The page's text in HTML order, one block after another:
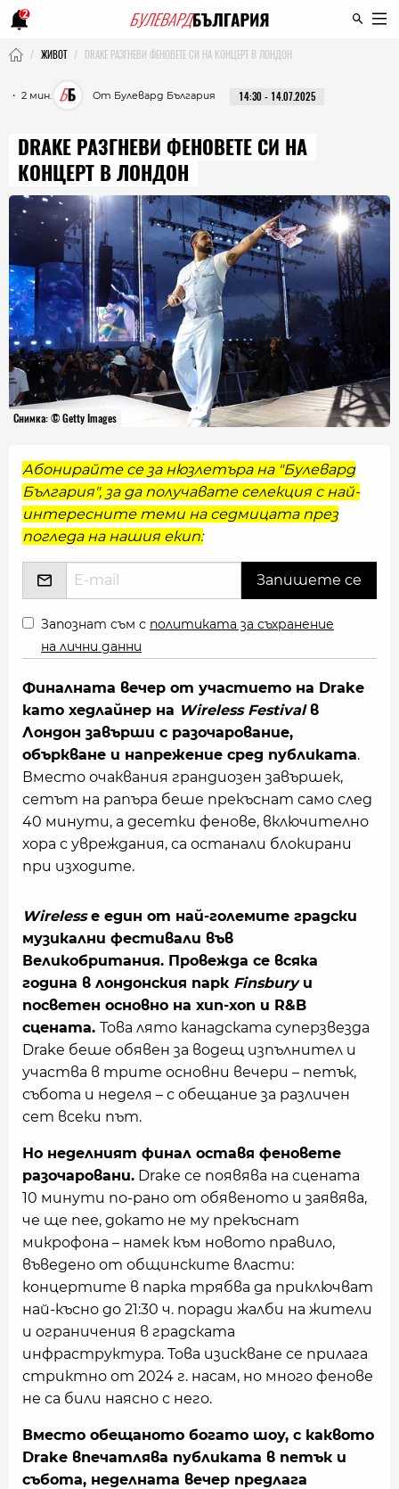
2
ЖИВОТ DRAKE РАЗГНЕВИ ФЕНОВЕТЕ СИ НА КОНЦЕРТ В ЛОНДОН
・ 2 мин. От Булевард България 14:30 - 14.07.2025
DRAKE РАЗГНЕВИ ФЕНОВЕТЕ СИ НА
КОНЦЕРТ В ЛОНДОН
Снимка: © Getty Images
Абонирайте се за нюзлетъра на "Булевард
България", за да получавате селекция с най-
интересните теми на седмицата през
погледа на нашия екип:
Запознат съм с политиката за съхранение
на лични данни
Финалната вечер от участието на Drake
като хедлайнер на Wireless Festivalв
Лондон завърши с разочарование,
объркване и напрежение сред публиката.
Вместо очаквания грандиозен завършек,
сетът на рапъра беше прекъснат само след
40 минути, а десетки фенове, включително
хора с увреждания, са останали блокирани
при изходите.
Wirelessе един от най-големите градски
музикални фестивали във
Великобритания. Провежда се всяка
година в лондонския парк Finsburyи
посветен основно на хип-хоп и R&B
сцената. Това лято канадската суперзвезда
Drake беше обявен за водещ изпълнител и
участва в трите основни вечери – петък,
събота и неделя – с обещание за различен
сет всеки път.
Но неделният финал оставя феновете
разочаровани. Drake се появява на сцената
10 минути по-рано от обявеното и заявява,
че ще пее, докато не му прекъснат
микрофона – намек към новото правило,
въведено от общинските власти:
концертите в парка трябва да приключват
най-късно до 21:30 ч. поради жалби на жители
и ограничения в градската
инфраструктура. Това изискване се прилага
стриктно от 2024 г. насам, но много фенове
не са били наясно с него.
Вместо обещаното богато шоу, с каквото
Drake впечатлява публиката в петък и
събота, неделната вечер предлага